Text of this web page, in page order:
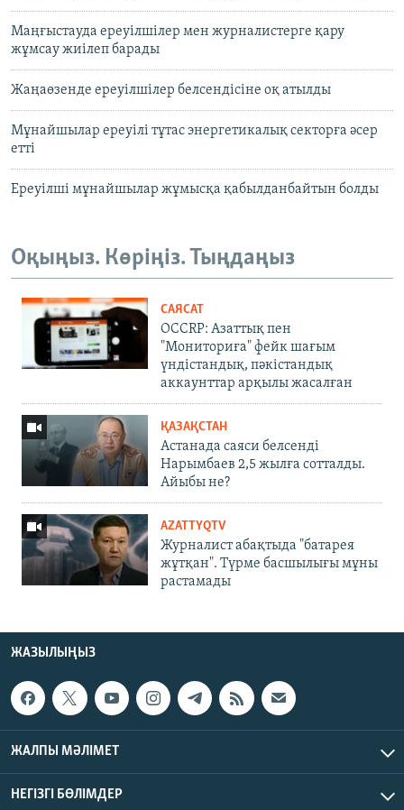
Маңғыстауда ереуілшілер мен журналистерге қару
жұмсау жиілеп барады
Жаңаөзенде ереуілшілер белсендісіне оқ атылды
Мұнайшылар ереуілі тұтас энергетикалық секторға әсер
етті
Ереуілші мұнайшылар жұмысқа қабылданбайтын болды
Оқыңыз. Көріңіз. Тыңдаңыз
САЯСАТ
OCCRP: Азаттық пен
"Мониториға" фейк шағым
үндістандық, пәкістандық
аккаунттар арқылы жасалған
ҚАЗАҚСТАН
Астанада саяси белсенді
Нарымбаев 2,5 жылға сотталды.
Айыбы не?
AZATTYQTV
Журналист абақтыда "батарея
жұтқан". Түрме басшылығы мұны
растамады
ЖАЗЫЛЫҢЫЗ
ЖАЛПЫ МӘЛІМЕТ
НЕГІЗГІ БӨЛІМДЕР